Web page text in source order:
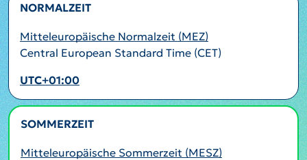
NORMALZEIT
Mitteleuropäische Normalzeit (MEZ)
Central European Standard Time (CET)
UTC+01:00
SOMMERZEIT
Mitteleuropäische Sommerzeit (MESZ)